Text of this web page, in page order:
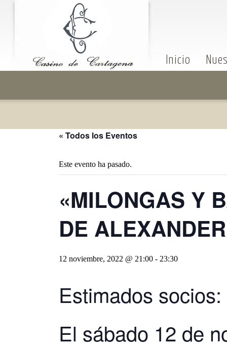
Inicio
« Todos los Eventos
Este evento ha pasado.
«MILONGAS Y
DE
12 noviembre, 2022 @ 21:00 - 23:30
Estimados socios:
El sábado 12 de